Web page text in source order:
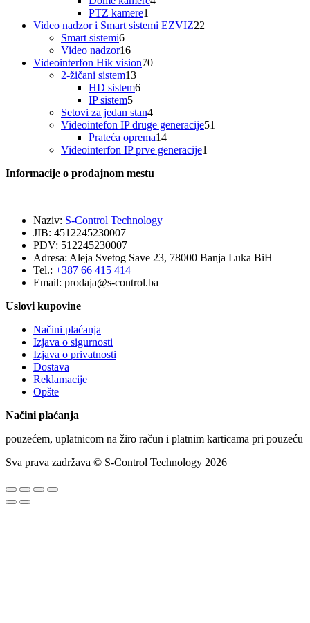
PTZ kamere1
proizvod
Video nadzor i Smart sistemi EZVIZ22
Smart sistemi66
proizvoda
Video nadzor1616
proizvoda
Videointerfon Hik vision7070
2-žičani sistem1313
proizvoda
HD sistem66
IP sistem55
proizvoda
Setovi za jedan stan44
proizvoda
Videointefon IP druge generacije51
Prateća oprema1414
proizvoda
Videointerfon IP prve generacije1
Informacije o prodajnom mestu
Naziv: S-Control Technology
JIB: 4512245230007
PDV: 512245230007
Adresa: Aleja Svetog Save 23, 78000 Banja Luka BiH
Tel.: +387 66 415 414
Email: prodaja@s-control.ba
Uslovi kupovine
Načini plaćanja
Izjava o sigurnosti
Izjava o privatnosti
Dostava
Reklamacije
Opšte
Načini plaćanja
pouzećem, uplatnicom na žiro račun i platnim karticama pri pouzeću
Sva prava zadržava © S-Control Technology 2026